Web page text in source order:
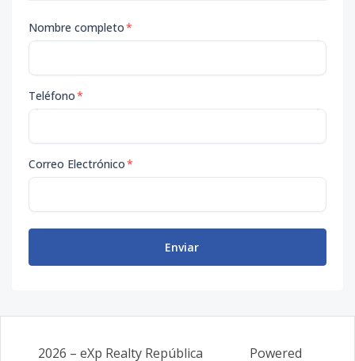
Nombre completo*
Teléfono*
Correo Electrónico*
Enviar
2026 – eXp Realty República Powered